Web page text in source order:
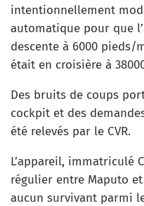
intentionnellement
automatique pour que
descente à 6000
était en croisière à
Des bruits de coups
cockpit et des
été relevés par le CVR.
L’appareil, immatriculé
régulier entre Maputo
aucun survivant parmi